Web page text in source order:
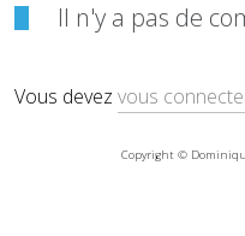
Il n'y a pas de
Vous devez vous
Copyright ©